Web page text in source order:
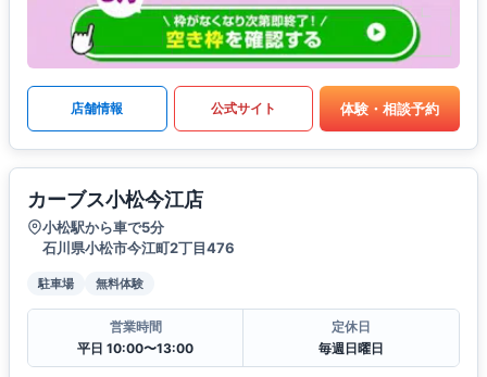
店舗情報 公式サイト 体験・相談予約
カーブス小松今江店
小松駅から車で5分
石川県小松市今江町2丁目476
駐車場 無料体験
営業時間
平日 10:00〜13:00
定休日
毎週日曜日